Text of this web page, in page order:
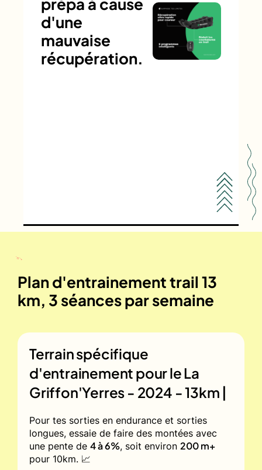
d'une
mauvaise
récupération.
Plan d'entrainement trail 13
km, 3 séances par semaine
Terrain spécifique
d'entrainement pour leLa
Griffon'Yerres - 2024 - 13km |
Pour tes sorties en endurance et sorties
longues, essaie de faire des montées avec
une pente de 4 à 6%, soit environ 200 m+
pour 10km. 📈